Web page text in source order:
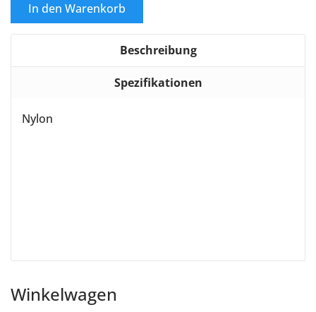
In den Warenkorb
Beschreibung
Spezifikationen
Nylon
Winkelwagen